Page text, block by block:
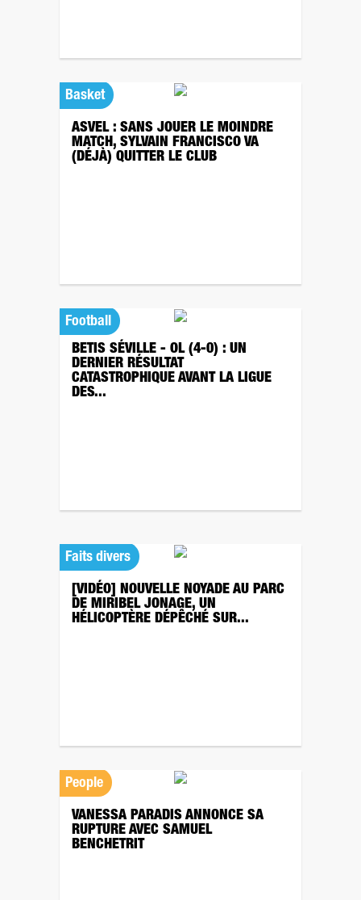
Basket
ASVEL : SANS JOUER LE MOINDRE
MATCH, SYLVAIN FRANCISCO VA
(DÉJÀ) QUITTER LE CLUB
Football
BETIS SÉVILLE - OL (4-0) : UN
DERNIER RÉSULTAT
CATASTROPHIQUE AVANT LA LIGUE
DES...
Faits divers
[VIDÉO] NOUVELLE NOYADE AU PARC
DE MIRIBEL JONAGE, UN
HÉLICOPTÈRE DÉPÊCHÉ SUR...
People
VANESSA PARADIS ANNONCE SA
RUPTURE AVEC SAMUEL
BENCHETRIT